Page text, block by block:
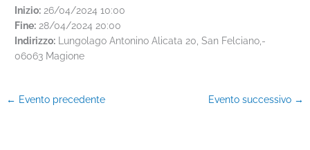
Inizio: 26/04/2024 10:00
Fine: 28/04/2024 20:00
Indirizzo: Lungolago Antonino Alicata 20, San Felciano,-
06063 Magione
← Evento precedente Evento successivo →